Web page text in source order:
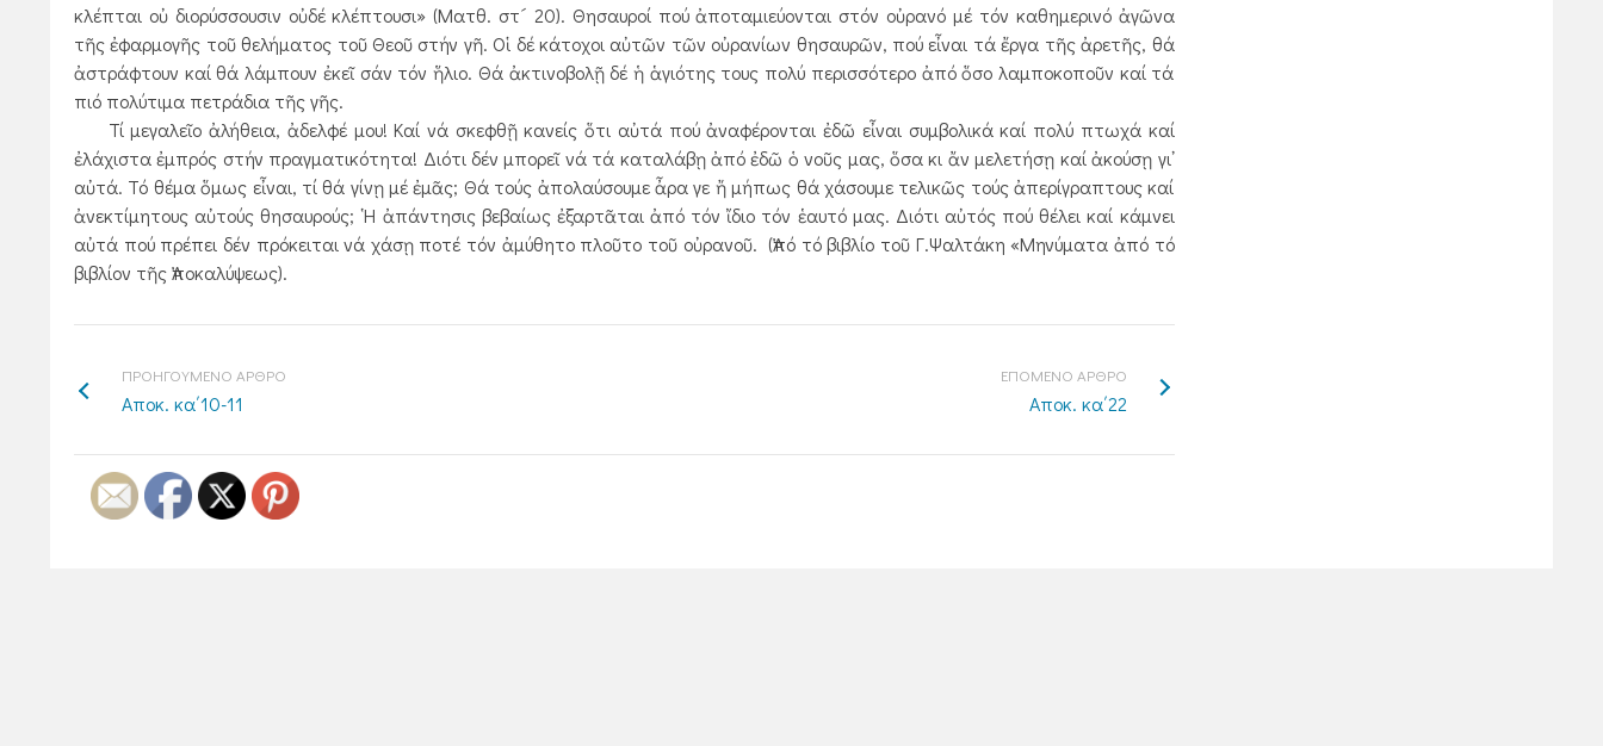
κλέπται οὐ διορύσσουσιν οὐδέ κλέπτουσι» (Ματθ. στ´ 20). Θησαυροί πού ἀποταμιεύονται στόν οὐρανό μέ τόν καθημερινό ἀγῶνα
τῆς ἐφαρμογῆς τοῦ θελήματος τοῦ Θεοῦ στήν γῆ. Οἱ δέ κάτοχοι αὐτῶν τῶν οὐρανίων θησαυρῶν, πού εἶναι τά ἔργα τῆς ἀρετῆς, θά
ἀστράφτουν καί θά λάμπουν ἐκεῖ σάν τόν ἥλιο. Θά ἀκτινοβολῇ δέ ἡ ἁγιότης τους πολύ περισσότερο ἀπό ὅσο λαμποκοποῦν καί τά
πιό πολύτιμα πετράδια τῆς γῆς.
Τί μεγαλεῖο ἀλήθεια, ἀδελφέ μου! Καί νά σκεφθῇ κανείς ὅτι αὐτά πού ἀναφέρονται ἐδῶ εἶναι συμβολικά καί πολύ πτωχά καί
ἐλάχιστα ἐμπρός στήν πραγματικότητα! Διότι δέν μπορεῖ νά τά καταλάβῃ ἀπό ἐδῶ ὁ νοῦς μας, ὅσα κι ἄν μελετήσῃ καί ἀκούσῃ γι᾿
αὐτά. Τό θέμα ὅμως εἶναι, τί θά γίνῃ μέ ἐμᾶς; Θά τούς ἀπολαύσουμε ἆρα γε ἤ μήπως θά χάσουμε τελικῶς τούς ἀπερίγραπτους καί
ἀνεκτίμητους αὐτούς θησαυρούς; ῾Η ἀπάντησις βεβαίως ἐξαρτᾶται ἀπό τόν ἴδιο τόν ἑαυτό μας. Διότι αὐτός πού θέλει καί κάμνει
αὐτά πού πρέπει δέν πρόκειται νά χάσῃ ποτέ τόν ἀμύθητο πλοῦτο τοῦ οὐρανοῦ. (Ἀπό τό βιβλίο τοῦ Γ.Ψαλτάκη «Μηνύματα ἀπό τό
βιβλίον τῆς Ἀποκαλύψεως).
ΠΡΟΗΓΟΥΜΕΝΟ ΑΡΘΡΟ
Αποκ. κα΄10-11
ΕΠΟΜΕΝΟ ΑΡΘΡΟ
Αποκ. κα΄22